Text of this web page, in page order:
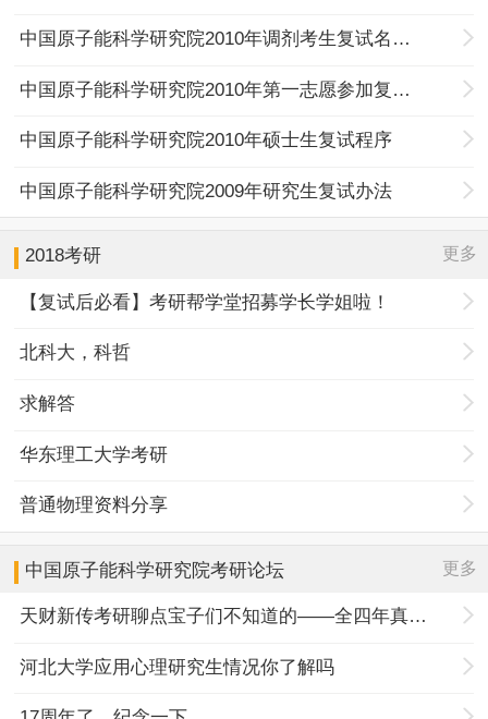
中国原子能科学研究院2010年调剂考生复试名单(待续)
中国原子能科学研究院2010年第一志愿参加复试考生名单
中国原子能科学研究院2010年硕士生复试程序
中国原子能科学研究院2009年研究生复试办法
2018考研 更多
【复试后必看】考研帮学堂招募学长学姐啦！
北科大，科哲
求解答
华东理工大学考研
普通物理资料分享
中国原子能科学研究院考研论坛 更多
天财新传考研聊点宝子们不知道的——全四年真题规律+择校优势
河北大学应用心理研究生情况你了解吗